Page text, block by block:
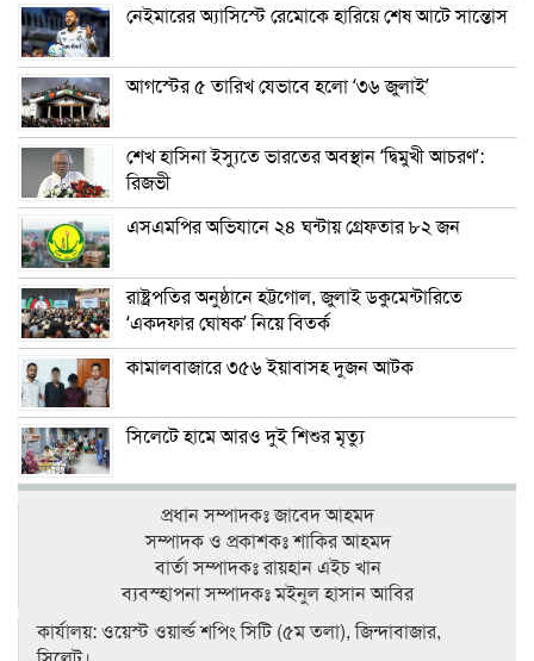
নেইমারের অ্যাসিস্টে রেমোকে হারিয়ে শেষ আটে সান্তোস
আগস্টের ৫ তারিখ যেভাবে হলো ‘৩৬ জুলাই’
শেখ হাসিনা ইস্যুতে ভারতের অবস্থান ‘দ্বিমুখী আচরণ’:
রিজভী
এসএমপির অভিযানে ২৪ ঘন্টায় গ্রেফতার ৮২ জন
রাষ্ট্রপতির অনুষ্ঠানে হট্টগোল, জুলাই ডকুমেন্টারিতে
‘একদফার ঘোষক’ নিয়ে বিতর্ক
কামালবাজারে ৩৫৬ ইয়াবাসহ দুজন আটক
সিলেটে হামে আরও দুই শিশুর মৃত্যু
প্রধান সম্পাদকঃ জাবেদ আহমদ
সম্পাদক ও প্রকাশকঃ শাকির আহমদ
বার্তা সম্পাদকঃ রায়হান এইচ খান
ব‍্যবস্হাপনা সম্পাদকঃ মইনুল হাসান আবির
কার্যালয়: ওয়েস্ট ওয়ার্ল্ড শপিং সিটি (৫ম তলা), জিন্দাবাজার,